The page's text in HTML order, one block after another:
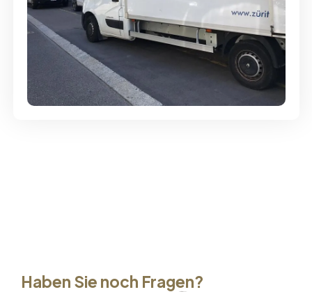
Günstige Umzüge - Hervorragender
Service
Haben Sie noch Fragen?